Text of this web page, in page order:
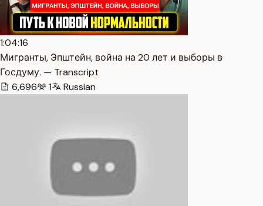
1:04:16
Мигранты, Эпштейн, война на 20 лет и выборы в
Госдуму. — Transcript
6,696
1 Russian